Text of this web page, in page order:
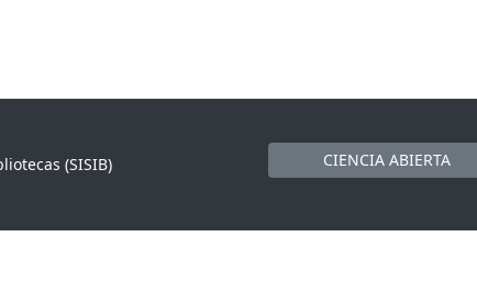
(SISIB)
CIENCIA ABIERTA